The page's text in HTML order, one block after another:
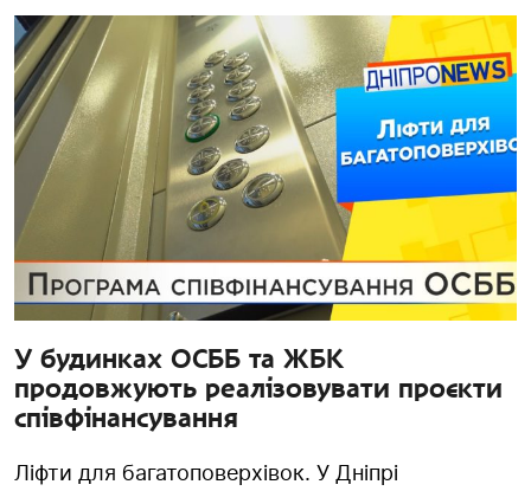
У будинках ОСББ та ЖБК
продовжують реалізовувати проєкти
співфінансування
Ліфти для багатоповерхівок. У Дніпрі